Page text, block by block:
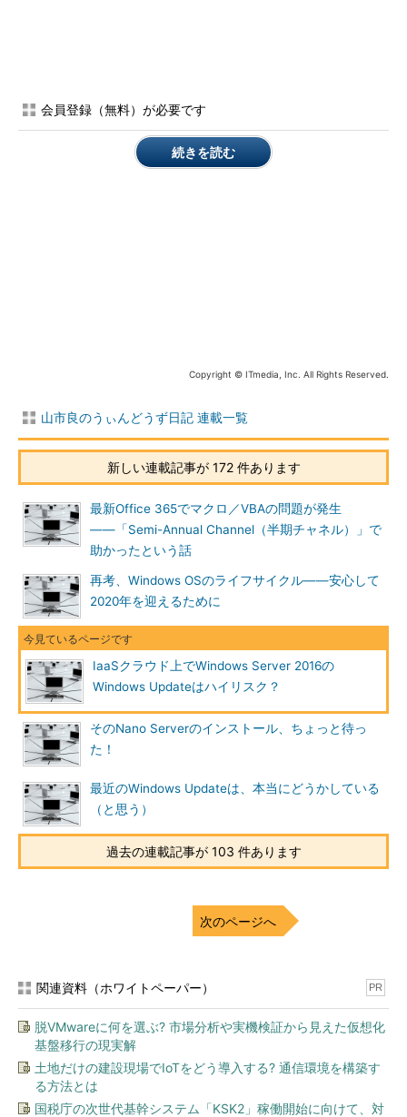
（2）本連載第103回で紹介したオフラインメンテナン
スの方法で、仮想マシンのVHD／VHDX内のイメージ
に対してオフラインで累積的な更新プログラムを適用
トラブルが発生したのは、Microsoft Azure上の仮想マシンで
成功するものがほとんどでしたが、Windows Server 2016を実行
しているAzure仮想マシンのうち、5台で累積的な更新プログラ
ラブルが発生しました。
そのうち2台は、更新プログラムのダウンロード途中（45％）
から何時間たっても進まない状態でしたが、 本連載第96回 で紹介
した「Windows 10／Windows Server 2016のWindows Update正
常化テク（経験則）」で更新を完了させることができました。
残る3台のうち2台では、KB4038782のインストールを完了さ
せるための再起動後、長時間、リモートデスクトップ接続ができ
ない状態が続きました。ローカルコンソールのスクリーンショッ
トを見ることができるAzureポータルの「ブート診断」機能で確
認してみると、「更新プログラムを構成できませんでした、変更
を元に戻しています」と表示されていました（
トールに失敗して元に戻し中
その後、ようやく、リモートデスクトップ接続が可能になった
ので、履歴を確認してみるとKB4038782のインストールは失敗
していて、8月更新時点のビルド14393.1593のままでした。
最後の1台は、Azure上に構築したテスト用のActive Directory
会員登録（無料）が必要です
続きを読む
Copyright © ITmedia, Inc. All Rights Reserved.
山市良のうぃんどうず日記 連載一覧
新しい連載記事が 172 件あります
最新Office 365でマクロ／VBAの問題が発生
――「Semi-Annual Channel（半期チャネル）」で
助かったという話
再考、Windows OSのライフサイクル――安心して
2020年を迎えるために
IaaSクラウド上でWindows Server 2016の
Windows Updateはハイリスク？
そのNano Serverのインストール、ちょっと待っ
た！
最近のWindows Updateは、本当にどうかしている
（と思う）
過去の連載記事が 103 件あります
次のページへ
関連資料（ホワイトペーパー） PR
脱VMwareに何を選ぶ? 市場分析や実機検証から見えた仮想化
基盤移行の現実解
土地だけの建設現場でIoTをどう導入する? 通信環境を構築す
る方法とは
国税庁の次世代基幹システム「KSK2」稼働開始に向けて、対